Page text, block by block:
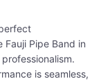
Pipe Band in
is seamless,